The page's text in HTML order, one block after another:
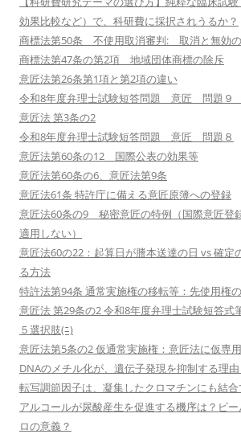
効果比較など）で、科研費に採択されうるか？
商標法第50条 不使用取消審判: 取消と無効の
商標法第47条の第2項 地域団体商標の除斥
意匠法第26条第1項と第2項の違い
令和8年度弁理士試験短答問題 意匠 問題９
意匠法 第3条の2
令和8年度弁理士試験短答問題 意匠 問題８
意匠法第60条の12 国際公表の効果等
意匠法第60条の6、意匠法第9条
意匠法61条 特許庁に備える意匠原簿への登録
意匠法60条の9 秘密意匠の特例（国際意匠登
適用しない）
意匠法60の22：起算日が謄本送達の日 vs 確定
る方法
特許法第94条 通常実施権の移転等：先使用権
意匠法 第29条の2 令和8年度弁理士試験短答式
５選択肢(ﾆ)
意匠法第5条の2 仮通常実施権：意匠法に仮専
DNAのメチル化が、遺伝子発現を抑制する理由
転写調節因子は、凝集したクロマチンにも結合
アルコールが尿酸産生を促進する機序は？ビ
ロの意義？